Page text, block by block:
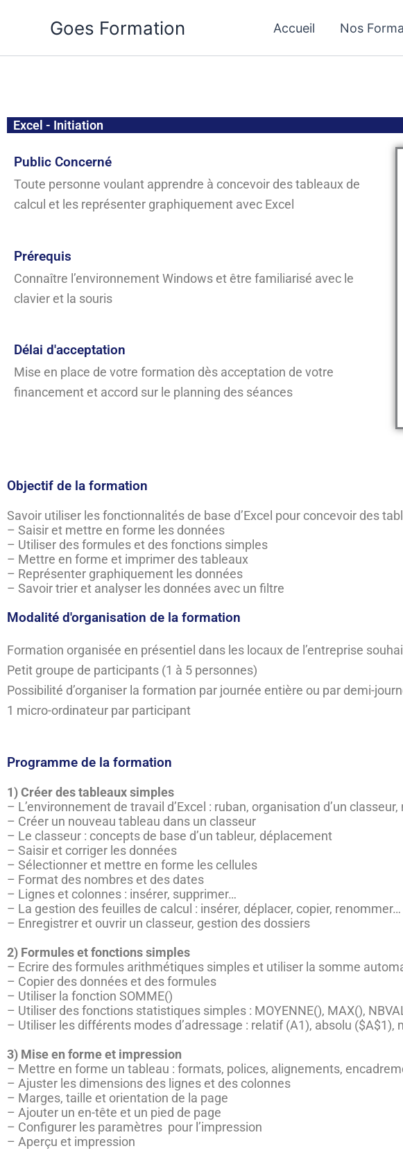
Goes Formation Accueil Nos
Excel - Initiation
Public Concerné
Toute personne voulant apprendre à concevoir des tableaux de
calcul et les représenter graphiquement avec Excel
Prérequis
Connaître l’environnement Windows et être familiarisé avec le
clavier et la souris
Délai d'acceptation
Mise en place de votre formation dès acceptation de votre
financement et accord sur le planning des séances
Objectif de la formation
Savoir utiliser les fonctionnalités de base d’Excel pour concevoir des
– Saisir et mettre en forme les données
– Utiliser des formules et des fonctions simples
– Mettre en forme et imprimer des tableaux
– Représenter graphiquement les données
– Savoir trier et analyser les données avec un filtre
Modalité d'organisation de la formation
Formation organisée en présentiel dans les locaux de l’entreprise
Petit groupe de participants (1 à 5 personnes)
Possibilité d’organiser la formation par journée entière ou par demi-
1 micro-ordinateur par participant
Programme de la formation
1) Créer des tableaux simples
– L’environnement de travail d’Excel : ruban, organisation d’un
– Créer un nouveau tableau dans un classeur
– Le classeur : concepts de base d’un tableur, déplacement
– Saisir et corriger les données
– Sélectionner et mettre en forme les cellules
– Format des nombres et des dates
– Lignes et colonnes : insérer, supprimer…
– La gestion des feuilles de calcul : insérer, déplacer, copier, renommer…
– Enregistrer et ouvrir un classeur, gestion des dossiers
2) Formules et fonctions simples
– Ecrire des formules arithmétiques simples et utiliser la somme
– Copier des données et des formules
– Utiliser la fonction SOMME()
– Utiliser des fonctions statistiques simples : MOYENNE(), MAX(),
– Utiliser les différents modes d’adressage : relatif (A1), absolu ($A$1),
3) Mise en forme et impression
– Mettre en forme un tableau : formats, polices, alignements,
– Ajuster les dimensions des lignes et des colonnes
– Marges, taille et orientation de la page
– Ajouter un en-tête et un pied de page
– Configurer les paramètres pour l’impression
– Aperçu et impression